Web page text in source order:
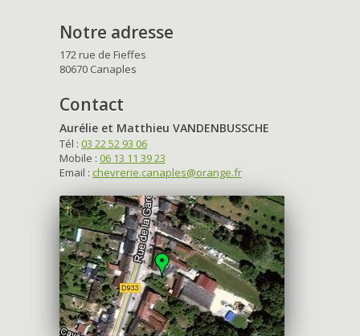
Notre adresse
172 rue de Fieffes
80670 Canaples
Contact
Aurélie et Matthieu VANDENBUSSCHE
Tél : 03 22 52 93 06
Mobile : 06 13 11 39 23
Email : chevrerie.canaples@orange.fr